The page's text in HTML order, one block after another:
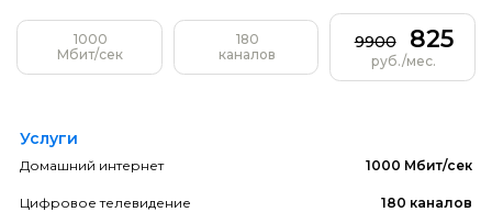
1000
Мбит/сек
180
каналов
9900 825
руб./мес.
Услуги
Домашний интернет 1000 Мбит/сек
Цифровое телевидение 180 каналов